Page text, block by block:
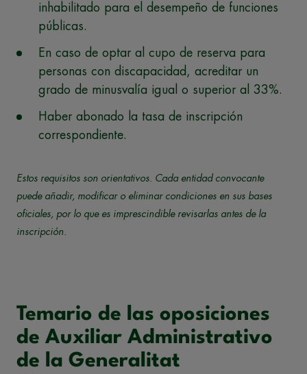
inhabilitado para el desempeño de funciones
públicas.
En caso de optar al cupo de reserva para
personas con discapacidad, acreditar un
grado de minusvalía igual o superior al 33%.
Haber abonado la tasa de inscripción
correspondiente.
Estos requisitos son orientativos. Cada entidad convocante
puede añadir, modificar o eliminar condiciones en sus bases
oficiales, por lo que es imprescindible revisarlas antes de la
inscripción.
Temario de las oposiciones
de Auxiliar Administrativo
de la Generalitat